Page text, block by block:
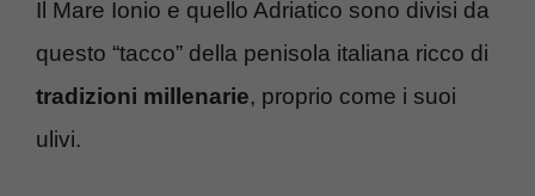
Il Mare Ionio e quello Adriatico sono divisi da
questo “tacco” della penisola italiana ricco di
tradizioni millenarie, proprio come i suoi
ulivi.